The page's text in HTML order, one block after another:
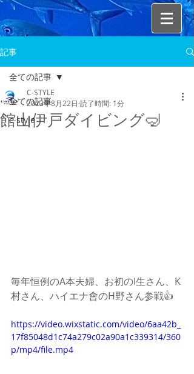
記事
全ての記事
c-style
全ての記事
館山伊戸ダイビング🤿
C-STYLE
2023年8月22日 読了時間: 1分
毎年恒例のA本夫婦、お初のI生さん、K
村さん、ハイエナ會のH野さん参戦👍
https://video.wixstatic.com/video/6aa42b_
17f85048d1c74a279c02a90a1c339314/360
p/mp4/file.mp4